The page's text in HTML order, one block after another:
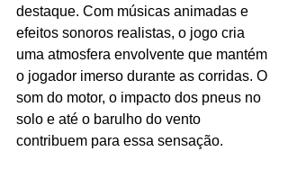
destaque. Com músicas animadas e
efeitos sonoros realistas, o jogo cria
uma atmosfera envolvente que mantém
o jogador imerso durante as corridas. O
som do motor, o impacto dos pneus no
solo e até o barulho do vento
contribuem para essa sensação.